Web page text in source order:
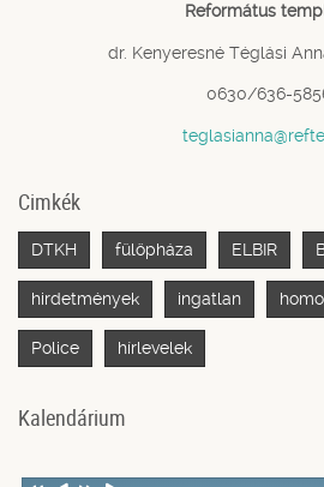
Református
dr. Kenyeresné Téglási
0630/636-
Cimkék
DTKH fülöpháza ELBIR
hirdetmények ingatlan
Police hírlevelek
Kalendárium
Previous
Previous
NextNext